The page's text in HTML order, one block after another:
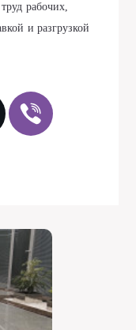
рабочих,
и разгрузкой